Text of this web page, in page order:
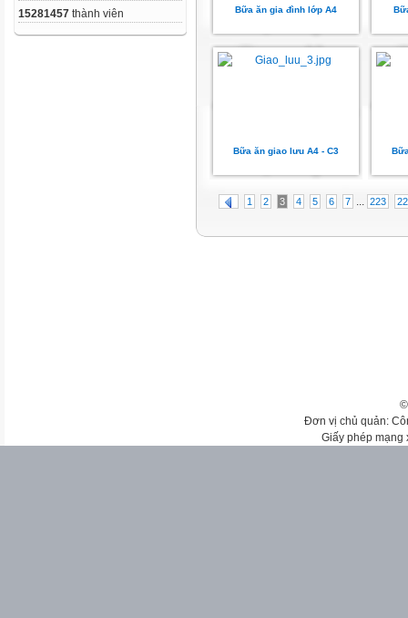
15281457 thành viên Bữa ăn gia đình lớp A4
Bữa ăn giao lưu A4 - C3
1 2 3 4 5 6 7 ... 223
Đơn vị chủ quản:
Giấy phép mạng